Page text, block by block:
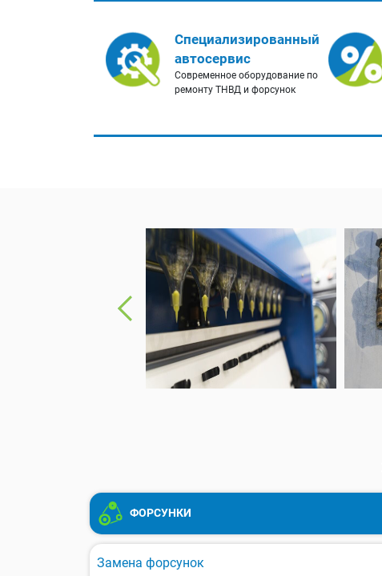
Специализированный
автосервис
Современное оборудование по
ремонту ТНВД и форсунок
ФОРСУНКИ
Замена форсунок